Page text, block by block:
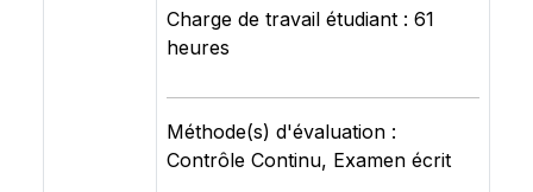
Charge de travail étudiant : 61
heures
Méthode(s) d'évaluation :
Contrôle Continu, Examen écrit